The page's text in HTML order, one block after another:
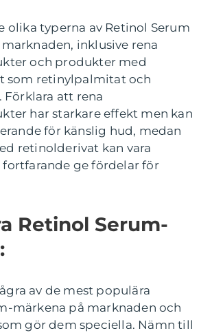
olika typerna av Retinol Serum
inklusive rena
och produkter med
som retinylpalmitat och
att rena
har starkare effekt men kan
för känslig hud, medan
retinolderivat kan vara
ge fördelar för
Retinol Serum-
av de mest populära
märkena på marknaden och
gör dem speciella. Nämn till